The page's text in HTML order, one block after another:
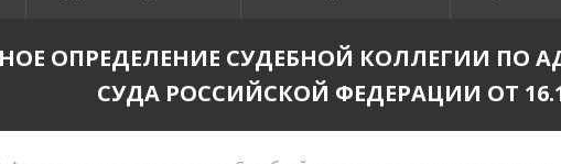
ОПРЕДЕЛЕНИЕ СУДЕБНОЙ КОЛЛЕГИИ ПО
СУДА РОССИЙСКОЙ ФЕДЕРАЦИИ ОТ